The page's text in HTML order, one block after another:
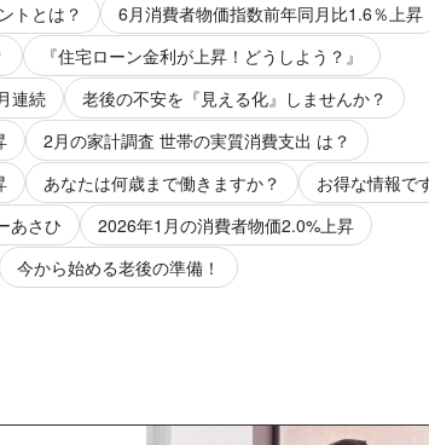
トとは？
6月消費者物価指数前年同月比1.6％上昇
『住宅ローン金利が上昇！どうしよう？』
連続
老後の不安を『見える化』しませんか？
2月の家計調査 世帯の実質消費支出 は？
あなたは何歳まで働きますか？
お得な情報で
あさひ
2026年1月の消費者物価2.0%上昇
今から始める老後の準備！